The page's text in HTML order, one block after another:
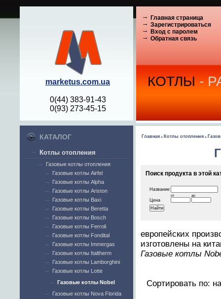
marketus.com.ua
0(44) 383-91-43
0(93) 273-45-15
КОТЛЫ -
Главная страница
Зарегистрироваться
Вход с паролем
Обратная связь
КАТАЛОГ
Котлы отопления
Газовые котлы отопления
Газовые котлы Airfel
Газовые котлы Alpha
Газовые котлы Ariston
Газовые котлы Baxi
Газовые котлы Beretta
Газовые котлы Bosch
Газовые котлы Ferroli
Газовые котлы Fondital
Газовые котлы Immergas
Газовые котлы Italtherm
Газовые котлы Lamborghini
Газовые котлы Lotte
Газовые котлы Nobel
Газовые котлы Nova Florida
Главная » Котлы отопления »
Поиск продукта в этой
Название
Цена
от до
европейских
изготовлены на
Газовые котлы
Сортировать по: